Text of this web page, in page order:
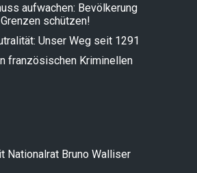
aufwachen: Bevölkerung
schützen!
Unser Weg seit 1291
französischen Kriminellen
Nationalrat Bruno Walliser